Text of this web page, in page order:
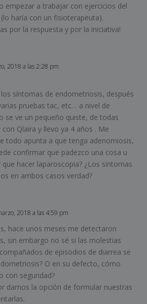
empezar a trabajar con ejercicios del
haría con un fisioterapeuta).
por la respuesta y por la iniciativa!
2018 a las 2:28 pm
síntomas de endometriosis, después
pruebas tac, etc… a nivel de
se ve un pequeño quiste, de todas
Qlaira y llevo ya 4 años . Me
todo apunta a que tenga adenomiosis,
confirmar que padezco una cosa u
hacer laparoscopia? ¿Los síntomas
en ambos casos verdad?
2018 a las 4:59 pm
hace unos meses me detectaron
sin embargo no sé si las molestias
de episodios de diarrea se
O en su defecto, cómo
con seguridad?
darnos la opción de formular nuestras